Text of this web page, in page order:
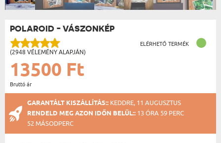
POLAROID - VÁSZONKÉP
(2948 VÉLEMÉNY ALAPJÁN)
ELÉRHETŐ TERMÉK
13500 Ft
Bruttó ár
GARANTÁLT KISZÁLLÍTÁS:: KEDDRE, 11 AUGUSZTUS
RENDELD MEG AZON IDŐN BELÜL:: 13 ÓRA 59 PERC
51 MÁSODPERC